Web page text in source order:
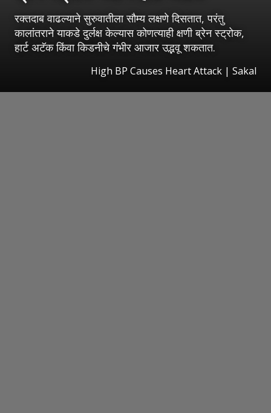
रक्तदाब वाढल्याने सुरुवातीला सौम्य लक्षणे दिसतात, परंतु
कालांतराने याकडे दुर्लक्ष केल्यास कोणत्याही क्षणी ब्रेन स्ट्रोक,
हार्ट अटॅक किंवा किडनीचे गंभीर आजार उद्भवू शकतात.
High BP Causes Heart Attack | Sakal